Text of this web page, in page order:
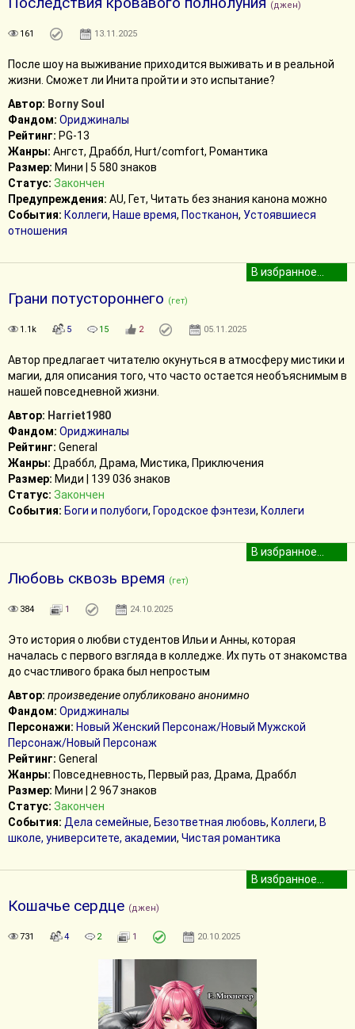
(джен)
161 13.11.2025
После шоу на выживание приходится выживать и в реальной
жизни. Сможет ли Инита пройти и это испытание?
Автор: Borny Soul
Фандом: Ориджиналы
Рейтинг: PG-13
Жанры: Ангст, Драббл, Hurt/comfort, Романтика
Размер: Мини | 5 580 знаков
Статус: Закончен
Предупреждения: AU, Гет, Читать без знания канона можно
События: Коллеги, Наше время, Постканон, Устоявшиеся
отношения
Грани потустороннего (гет)
1.1k 5 15 2 05.11.2025
Автор предлагает читателю окунуться в атмосферу мистики и
магии, для описания того, что часто остается необъяснимым в
нашей повседневной жизни.
Автор: Harriet1980
Фандом: Ориджиналы
Рейтинг: General
Жанры: Драббл, Драма, Мистика, Приключения
Размер: Миди | 139 036 знаков
Статус: Закончен
События: Боги и полубоги, Городское фэнтези, Коллеги
Любовь сквозь время (гет)
384 1 24.10.2025
Это история о любви студентов Ильи и Анны, которая
началась с первого взгляда в колледже. Их путь от знакомства
до счастливого брака был непростым
Автор: произведение опубликовано анонимно
Фандом: Ориджиналы
Персонажи: Новый Женский Персонаж/Новый Мужской
Персонаж/Новый Персонаж
Рейтинг: General
Жанры: Повседневность, Первый раз, Драма, Драббл
Размер: Мини | 2 967 знаков
Статус: Закончен
События: Дела семейные, Безответная любовь, Коллеги, В
школе, университете, академии, Чистая романтика
Кошачье сердце (джен)
731 4 2 1 20.10.2025